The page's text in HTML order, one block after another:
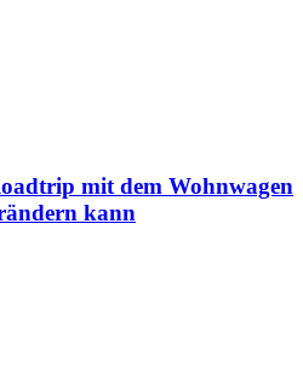
mit dem Wohnwagen
kann